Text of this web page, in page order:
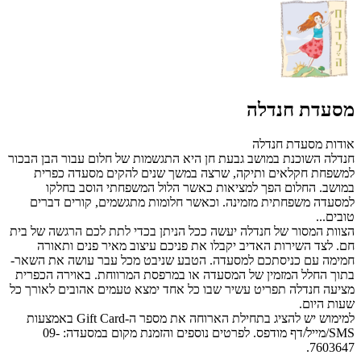
מסעדת חנדלה
אודות מסעדת חנדלה
חנדלה השוכנת במושב גבעת חן היא התגשמות של חלום עבור הבן הבכור
למשפחת חקלאים ותיקה, שרצה במשך שנים להקים מסעדה כפרית
במושב. החלום הפך למציאות כאשר הלול המשפחתי הוסב בחלקו
למסעדה משפחתית מזמינה. וכאשר חלומות מתגשמים, קורים דברים
טובים...
הצוות המסור של חנדלה יעשה ככל הניתן בכדי לתת לכם הרגשה של בית
חם. לצד השירות האדיב יקבלו את פניכם עיצוב מאיר פנים ותאורה
חמימה עם כניסתכם למסעדה. הטבע שניבט מכל עבר עושה את השאר-
בתוך החלל המזמין של המסעדה או במרפסת המרווחת. באוירה הכפרית
מציעה חנדלה תפריט עשיר שבו כל אחד ימצא טעמים אהובים לאורך כל
שעות היום.
למימוש יש להציג בתחילת הארוחה את מספר ה-Gift Card באמצעות
SMS/מייל/דף מודפס. לפרטים נוספים והזמנת מקום במסעדה: 09-
7603647.